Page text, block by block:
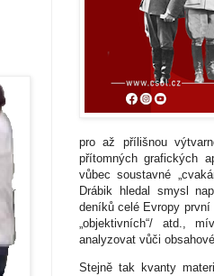
pro až přílišnou
přítomných grafických
vůbec soustavné
Drábik hledal smysl
deníků celé Evropy první
„objektivních“/ atd.,
analyzovat vůči
Stejně tak kvanty